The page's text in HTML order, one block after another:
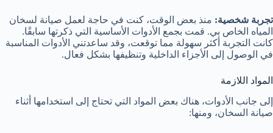
تجربة شخصية: منذ بعض الوقت، كنت في حاجة لعمل صيانة لسخان
المياه الخاص بي. قمت بجمع الأدوات الأساسية التي ذكرتها سابقًا.
كانت التجربة أكثر سهولة مما توقعت، وقد ساعدتني الأدوات المناسبة
في الوصول إلى الأجزاء الداخلية وتنظيفها بشكل فعال.
المواد اللازمة
إلى جانب الأدوات، هناك بعض المواد التي تحتاج إلى استخدامها أثناء
صيانة السخان، ومنها: